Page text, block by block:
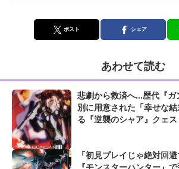
ポスト シェア
あわせて読む
悲劇から救済へ...歴代『
別に用意された「幸せな結末」 富野由悠
る『逆襲のシャア』クェ
「初見プレイじゃ絶対回